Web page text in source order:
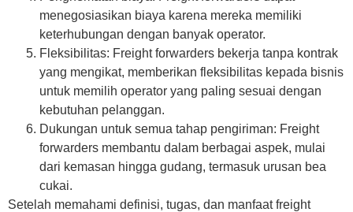
menegosiasikan biaya karena mereka memiliki
keterhubungan dengan banyak operator.
Fleksibilitas: Freight forwarders bekerja tanpa kontrak
yang mengikat, memberikan fleksibilitas kepada bisnis
untuk memilih operator yang paling sesuai dengan
kebutuhan pelanggan.
Dukungan untuk semua tahap pengiriman: Freight
forwarders membantu dalam berbagai aspek, mulai
dari kemasan hingga gudang, termasuk urusan bea
cukai.
Setelah memahami definisi, tugas, dan manfaat freight